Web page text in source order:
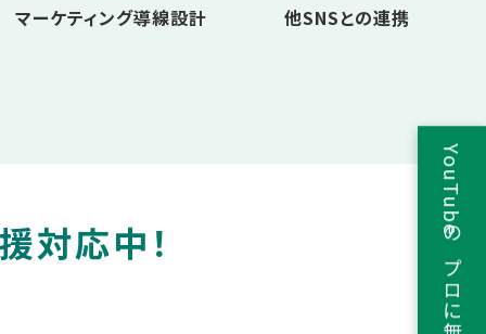
マーケティング導線設計 他SNSとの連携
対応中！ YouTubeのプロに無料相談